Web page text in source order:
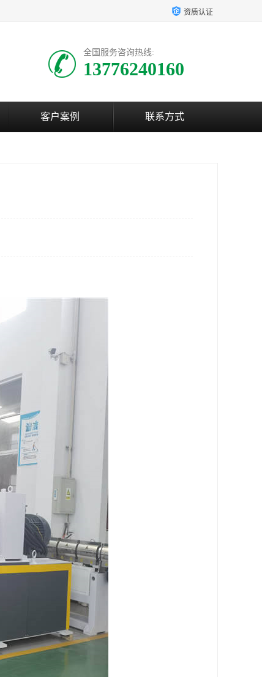
资质认证
全国服务咨询热线:
13776240160
客户案例 联系方式